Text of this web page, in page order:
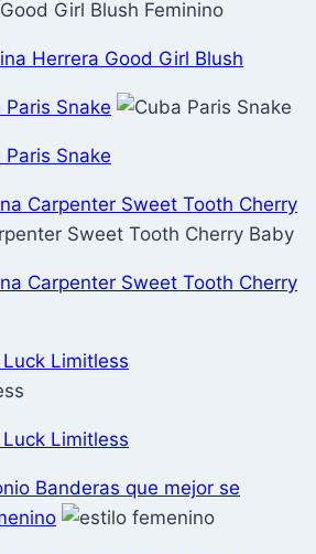
Herrera Good Girl Blush
Snake
Snake
Carpenter Sweet Tooth Cherry
Carpenter Sweet Tooth Cherry
Limitless
Limitless
Banderas que mejor se